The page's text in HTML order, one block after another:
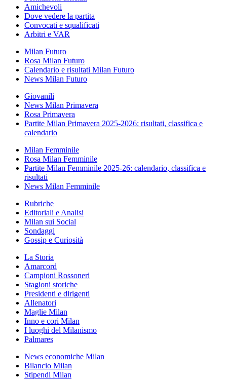
Amichevoli
Dove vedere la partita
Convocati e squalificati
Arbitri e VAR
Milan Futuro
Rosa Milan Futuro
Calendario e risultati Milan Futuro
News Milan Futuro
Giovanili
News Milan Primavera
Rosa Primavera
Partite Milan Primavera 2025-2026: risultati, classifica e
calendario
Milan Femminile
Rosa Milan Femminile
Partite Milan Femminile 2025-26: calendario, classifica e
risultati
News Milan Femminile
Rubriche
Editoriali e Analisi
Milan sui Social
Sondaggi
Gossip e Curiosità
La Storia
Amarcord
Campioni Rossoneri
Stagioni storiche
Presidenti e dirigenti
Allenatori
Maglie Milan
Inno e cori Milan
I luoghi del Milanismo
Palmares
News economiche Milan
Bilancio Milan
Stipendi Milan